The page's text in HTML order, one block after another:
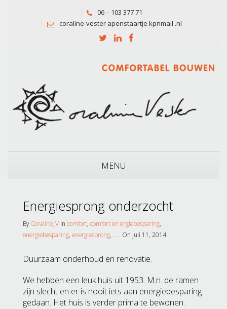
06 – 103 377 71
coraline-vester apenstaartje kpnmail .nl
MENU
Energiesprong onderzocht
ByCoraline_V In comfort, comfort en ergiebesparing,
energiebesparing, energiesprong, . . . On juli 11, 2014
Duurzaam onderhoud en renovatie.
We hebben een leuk huis uit 1953. M.n. de ramen
zijn slecht en er is nooit iets aan energiebesparing
gedaan. Het huis is verder prima te bewonen.